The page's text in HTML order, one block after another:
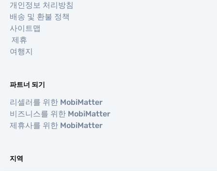
개인정보 처리방침
배송 및 환불 정책
사이트맵
제휴
여행지
파트너 되기
리셀러를 위한 MobiMatter
비즈니스를 위한 MobiMatter
제휴사를 위한 MobiMatter
지역